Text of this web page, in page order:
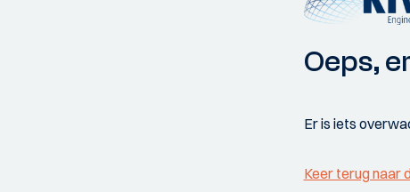
Oeps,
Er is iets
Keer terug naar